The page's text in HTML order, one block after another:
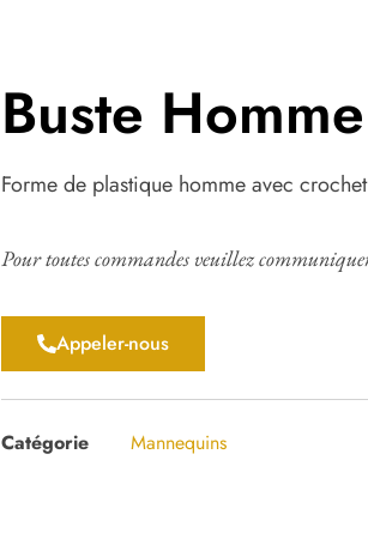
Buste
Forme de plastique homme avec
Pour toutes commandes veuillez
Appeler-nous
Catégorie Mannequins